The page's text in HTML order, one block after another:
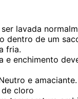
lavada
dentro de um
fria.
e enchimento
e
cloro